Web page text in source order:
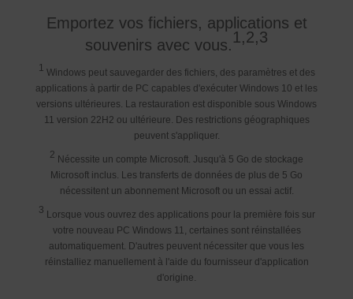
Emportez vos fichiers, applications et
souvenirs avec vous.1,2,3
1 Windows peut sauvegarder des fichiers, des paramètres et des
applications à partir de PC capables d'exécuter Windows 10 et les
versions ultérieures. La restauration est disponible sous Windows
11 version 22H2 ou ultérieure. Des restrictions géographiques
peuvent s'appliquer.
2 Nécessite un compte Microsoft. Jusqu'à 5 Go de stockage
Microsoft inclus. Les transferts de données de plus de 5 Go
nécessitent un abonnement Microsoft ou un essai actif.
3 Lorsque vous ouvrez des applications pour la première fois sur
votre nouveau PC Windows 11, certaines sont réinstallées
automatiquement. D'autres peuvent nécessiter que vous les
réinstalliez manuellement à l'aide du fournisseur d'application
d'origine.